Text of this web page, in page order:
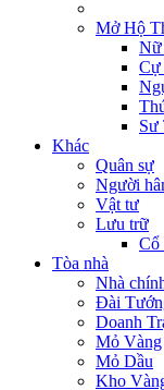
Mở Hộ
Nữ
Cự
Sư
Khác
Quân sự
Người
Vật tư
Lưu trữ
Cổ
Tòa nhà
Nhà
Đài
Doanh
Mỏ Vàng
Mỏ Dầu
Kho